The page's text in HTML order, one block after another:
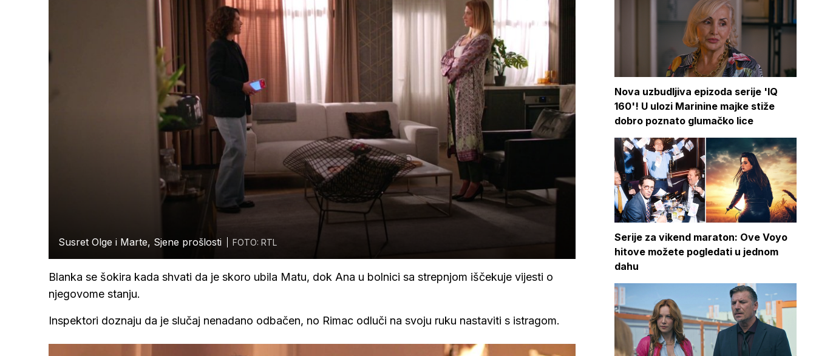
Susret Olge i Marte, Sjene prošlosti FOTO: RTL
Blanka se šokira kada shvati da je skoro ubila Matu, dok Ana u bolnici sa strepnjom iščekuje vijesti o
njegovome stanju.
Inspektori doznaju da je slučaj nenadano odbačen, no Rimac odluči na svoju ruku nastaviti s istragom.
Nova uzbudljiva epizoda serije 'IQ
160'! U ulozi Marinine majke stiže
dobro poznato glumačko lice
Serije za vikend maraton: Ove Voyo
hitove možete pogledati u jednom
dahu